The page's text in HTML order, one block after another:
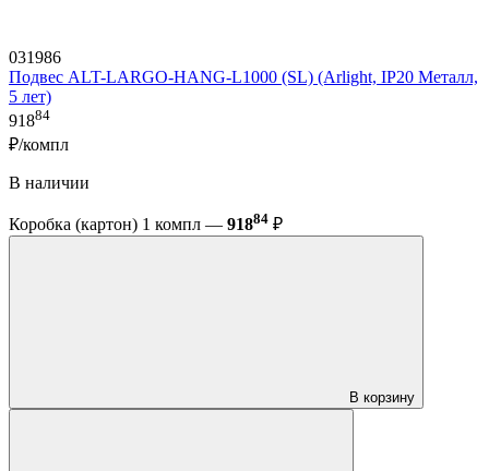
031986
Подвес ALT-LARGO-HANG-L1000 (SL) (Arlight, IP20 Металл,
5 лет)
91884
₽/компл
В наличии
Коробка (картон) 1 компл — 91884 ₽
В корзину